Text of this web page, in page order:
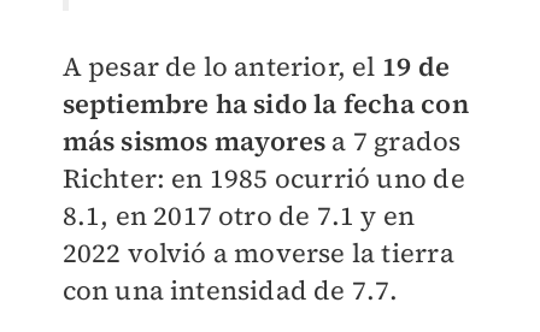
A pesar de lo anterior, el 19 de
septiembre ha sido la fecha con
más sismos mayores a 7 grados
Richter: en 1985 ocurrió uno de
8.1, en 2017 otro de 7.1 y en
2022 volvió a moverse la tierra
con una intensidad de 7.7.